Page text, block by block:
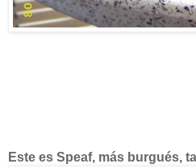
Este es Speaf, más burgués,